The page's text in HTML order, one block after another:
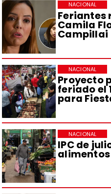
Feriantes
Camila
Campillai
NACIONAL
Proyecto
feriado el
para
NACIONAL
IPC de
NACIONAL